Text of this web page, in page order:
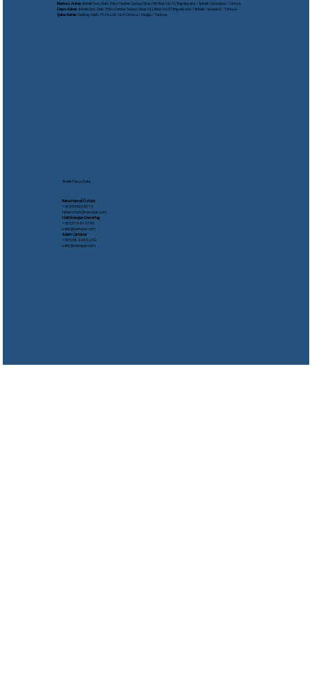
Merkez Adres:İkitelli Osb. Mah. Triko Center Sanayi Sitesi M5 Blok No:72 Başakşehir / İkitelli / İstanbul / Türkiye
Depo Adres:İkitelli Osb. Mah. Triko Center Sanayi Sitesi M2 Blok No:37 Başakşehir / İkitelli / İstanbul / Türkiye
Şube Adres:Gölbaşı Mah. 1524 sok. No:9 Ortaca / Muğla / Türkiye
Yedek Parça Satış
Reha Hamdi Öztürk
​+90 533 503 05 13
rehaozturk@oempar.com
Halil Erdoğan Demirtaş
+90 537 441 97 99
satis@oempar.com
Adem Üstüner
+90 538 440 52 92
satis@oempar.com